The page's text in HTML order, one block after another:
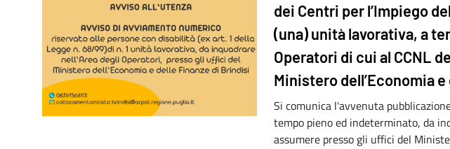
dei Centri per l’Impiego
(una) unità lavorativa, a
Operatori di cui al CCNL
Ministero dell’Economia
Si comunica l'avvenuta
tempo pieno ed indeterminato, da
assumere presso gli uffici del